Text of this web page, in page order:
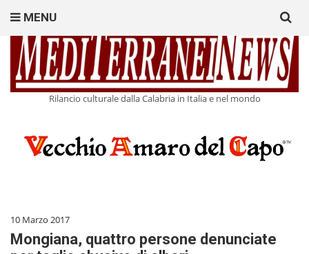
Rilancio culturale dalla Calabria in Italia e nel mondo
MENU
for:
10 Marzo 2017
Mongiana, quattro persone denunciate